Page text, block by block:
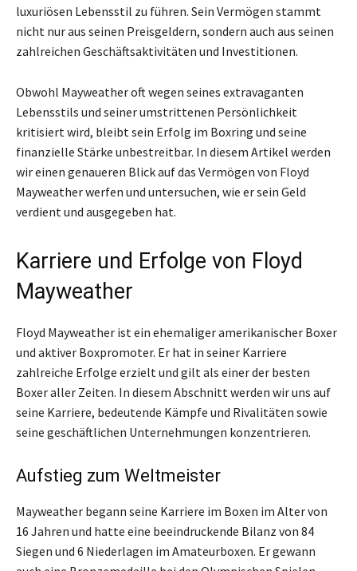
luxuriösen Lebensstil zu führen. Sein Vermögen stammt
nicht nur aus seinen Preisgeldern, sondern auch aus seinen
zahlreichen Geschäftsaktivitäten und Investitionen.
Obwohl Mayweather oft wegen seines extravaganten
Lebensstils und seiner umstrittenen Persönlichkeit
kritisiert wird, bleibt sein Erfolg im Boxring und seine
finanzielle Stärke unbestreitbar. In diesem Artikel werden
wir einen genaueren Blick auf das Vermögen von Floyd
Mayweather werfen und untersuchen, wie er sein Geld
verdient und ausgegeben hat.
Karriere und Erfolge von Floyd
Mayweather
Floyd Mayweather ist ein ehemaliger amerikanischer Boxer
und aktiver Boxpromoter. Er hat in seiner Karriere
zahlreiche Erfolge erzielt und gilt als einer der besten
Boxer aller Zeiten. In diesem Abschnitt werden wir uns auf
seine Karriere, bedeutende Kämpfe und Rivalitäten sowie
seine geschäftlichen Unternehmungen konzentrieren.
Aufstieg zum Weltmeister
Mayweather begann seine Karriere im Boxen im Alter von
16 Jahren und hatte eine beeindruckende Bilanz von 84
Siegen und 6 Niederlagen im Amateurboxen. Er gewann